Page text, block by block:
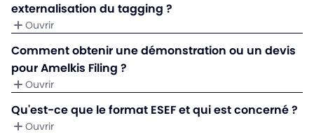
externalisation du tagging ?
Ouvrir
Comment obtenir une démonstration ou un devis
pour Amelkis Filing ?
Ouvrir
Qu'est-ce que le format ESEF et qui est concerné ?
Ouvrir